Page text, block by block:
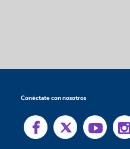
Conéctate con nosotros